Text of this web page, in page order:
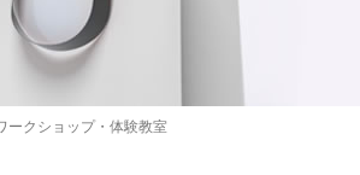
ークショップ・体験教室